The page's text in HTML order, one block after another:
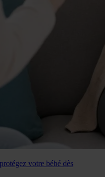
votre bébé dès